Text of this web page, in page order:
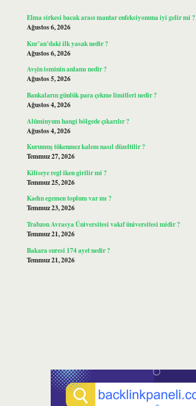
Elma sirkesi bacak arası mantar enfeksiyonuna iyi gelir mi ?
Ağustos 6, 2026
Kur’an’daki ilk yasak nedir ?
Ağustos 6, 2026
Avşin isminin anlamı nedir ?
Ağustos 5, 2026
Bankaların günlük para çekme limitleri nedir ?
Ağustos 4, 2026
Alüminyum hangi bölgede çıkarılır ?
Ağustos 4, 2026
Kurumuş tükenmez kalem nasıl düzeltilir ?
Temmuz 27, 2026
Kiliseye regl iken girilir mi ?
Temmuz 25, 2026
Kadın egemen toplum var mı ?
Temmuz 23, 2026
Trabzon Avrasya Üniversitesi vakıf üniversitesi midir ?
Temmuz 21, 2026
Bakara suresi 174 ayet nedir ?
Temmuz 21, 2026